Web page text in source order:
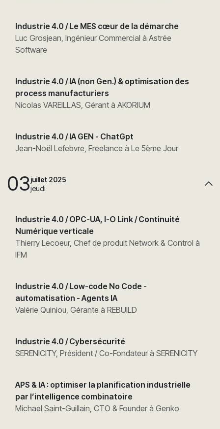
Industrie 4.0 / Le MES cœur de la démarche
Luc Grosjean, Ingénieur Commercial à Astrée
Software
Industrie 4.0 / IA (non Gen.) & optimisation des
process manufacturiers
Nicolas VAREILLAS, Gérant à AKORIUM
Industrie 4.0 / IA GEN - ChatGpt
Jean-Noël Lefebvre, Freelance à Le 5ème Jour
03juillet 2025
jeudi
Industrie 4.0 / OPC-UA, I-O Link / Continuité
Numérique verticale
Thierry Lecoeur, Chef de produit Network & Control à
IFM
Industrie 4.0 / Low-code No Code -
automatisation - Agents IA
Valérie Quiniou, Gérante à REBUILD
Industrie 4.0 / Cybersécurité
SERENICITY, Président / Co-Fondateur à SERENICITY
APS & IA : optimiser la planification industrielle
par l’intelligence combinatoire
Michael Saint-Guillain, CTO & Founder à Genko